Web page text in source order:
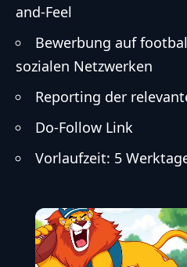
and-Feel
Bewerbung auf
sozialen Netzwerken
Reporting der
Do-Follow Link
Vorlaufzeit: 5